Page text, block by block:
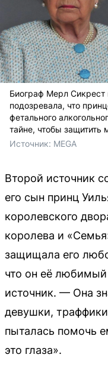
Биограф Мерл Сикрест
подозревала, что
фетального
тайне, чтобы защитить
Источник: MEGA
Второй источник
его сын принц
королевского
королева и
защищала его
что он её
источник. — Она
девушки,
пыталась помочь
это глаза».